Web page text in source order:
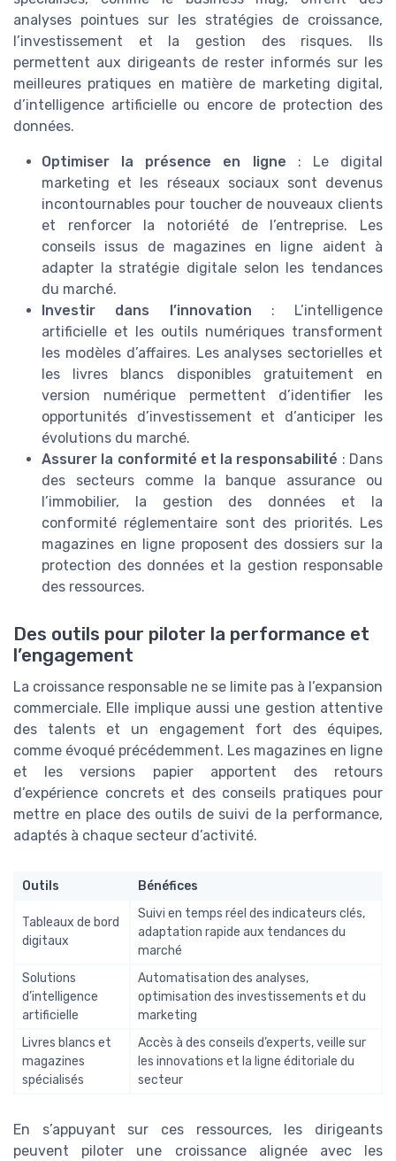
analyses pointues sur les stratégies de croissance,
l’investissement et la gestion des risques. Ils
permettent aux dirigeants de rester informés sur les
meilleures pratiques en matière de marketing digital,
d’intelligence artificielle ou encore de protection des
données.
Optimiser la présence en ligne : Le digital
marketing et les réseaux sociaux sont devenus
incontournables pour toucher de nouveaux clients
et renforcer la notoriété de l’entreprise. Les
conseils issus de magazines en ligne aident à
adapter la stratégie digitale selon les tendances
du marché.
Investir dans l’innovation : L’intelligence
artificielle et les outils numériques transforment
les modèles d’affaires. Les analyses sectorielles et
les livres blancs disponibles gratuitement en
version numérique permettent d’identifier les
opportunités d’investissement et d’anticiper les
évolutions du marché.
Assurer la conformité et la responsabilité : Dans
des secteurs comme la banque assurance ou
l’immobilier, la gestion des données et la
conformité réglementaire sont des priorités. Les
magazines en ligne proposent des dossiers sur la
protection des données et la gestion responsable
des ressources.
Des outils pour piloter la performance et
l’engagement
La croissance responsable ne se limite pas à l’expansion
commerciale. Elle implique aussi une gestion attentive
des talents et un engagement fort des équipes,
comme évoqué précédemment. Les magazines en ligne
et les versions papier apportent des retours
d’expérience concrets et des conseils pratiques pour
mettre en place des outils de suivi de la performance,
adaptés à chaque secteur d’activité.
Outils Bénéfices
Tableaux de bord
digitaux
Suivi en temps réel des indicateurs clés,
adaptation rapide aux tendances du
marché
Solutions
d’intelligence
artificielle
Automatisation des analyses,
optimisation des investissements et du
marketing
Livres blancs et
magazines
spécialisés
Accès à des conseils d’experts, veille sur
les innovations et la ligne éditoriale du
secteur
En s’appuyant sur ces ressources, les dirigeants
peuvent piloter une croissance alignée avec les